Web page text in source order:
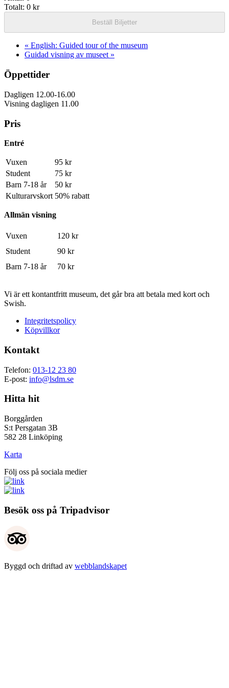
7
år
quantity
for
7
Totalt: 0 kr
Beställ Biljetter
« English: Guided tour of the museum
Guidad visning av museet »
Öppettider
Dagligen 12.00-16.00
Visning dagligen 11.00
Pris
Entré
Vuxen
95 kr
Student
75 kr
Barn 7-18 år
50 kr
Kulturarvskort 50% rabatt
Allmän visning
Vuxen
120 kr
Student
90 kr
Barn 7-18 år
70 kr
Vi är ett kontantfritt museum, det går bra att betala med kort och
Swish.
Integritetspolicy
Köpvillkor
Kontakt
Telefon: 013-12 23 80
E-post: info@lsdm.se
Hitta hit
Borggården
S:t Persgatan 3B
582 28 Linköping
Karta
Följ oss på sociala medier
Besök oss på Tripadvisor
Byggd och driftad av webblandskapet